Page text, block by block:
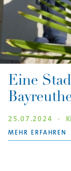
Eine
25.07.2024 ·
MEHR ERFAHREN